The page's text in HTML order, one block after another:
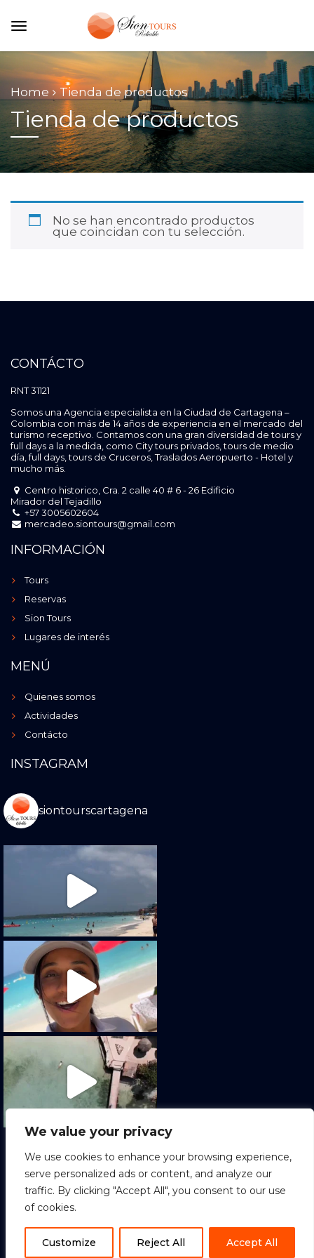
We value your privacy
We use cookies to enhance your browsing experience,
serve personalized ads or content, and analyze our
traffic. By clicking "Accept All", you consent to our use
of cookies.
Customize Reject All Accept All
Home Tienda de productos
Tienda de productos
No se han encontrado productos
que coincidan con tu selección.
CONTÁCTO
RNT 31121
Somos una Agencia especialista en la Ciudad de Cartagena –
Colombia con más de 14 años de experiencia en el mercado del
turismo receptivo. Contamos con una gran diversidad de tours y
full days a la medida, como City tours privados, tours de medio
día, full days, tours de Cruceros, Traslados Aeropuerto - Hotel y
mucho más.
Centro historico, Cra. 2 calle 40 # 6 - 26 Edificio
Mirador del Tejadillo
+57 3005602604
mercadeo.siontours@gmail.com
INFORMACIÓN
Tours
Reservas
Sion Tours
Lugares de interés
MENÚ
Quienes somos
Actividades
Contácto
INSTAGRAM
siontourscartagena
Cargar más Seguir en Instagram
Terminos y condiciones
|
ES